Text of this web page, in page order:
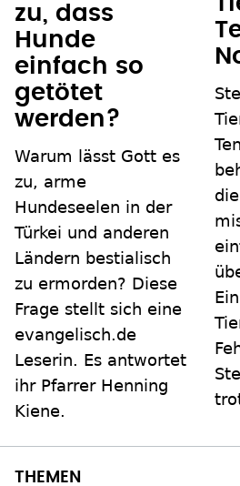
zu, dass
Hunde
einfach so
getötet
werden?
Warum lässt Gott es
zu, arme
Hundeseelen in der
Türkei und anderen
Ländern bestialisch
zu ermorden? Diese
Frage stellt sich eine
evangelisch.de
Leserin. Es antwortet
ihr Pfarrer Henning
Kiene.